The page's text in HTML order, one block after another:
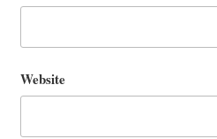
Website